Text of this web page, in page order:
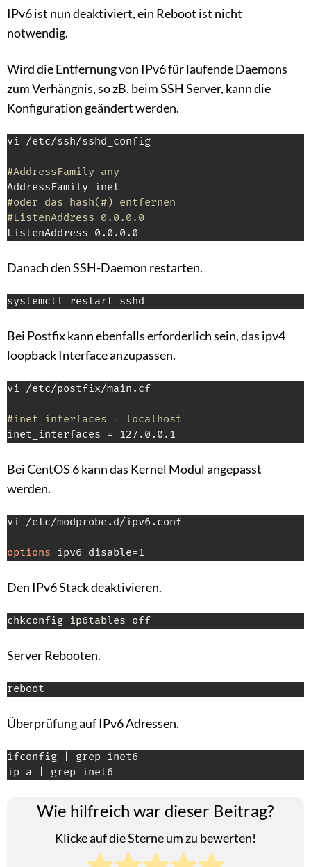
IPv6 ist nun deaktiviert, ein Reboot ist nicht
notwendig.
Wird die Entfernung von IPv6 für laufende Daemons
zum Verhängnis, so zB. beim SSH Server, kann die
Konfiguration geändert werden.
vi /etc/ssh/sshd_config
#AddressFamily any
#oder das hash(#) entfernen
#ListenAddress 0.0.0.0
ListenAddress 0.0.0.0
Danach den SSH-Daemon restarten.
systemctl restart sshd
Bei Postfix kann ebenfalls erforderlich sein, das ipv4
loopback Interface anzupassen.
vi /etc/postfix/main.cf
#inet_interfaces = localhost
inet_interfaces = 127.0.0.1
Bei CentOS 6 kann das Kernel Modul angepasst
werden.
vi /etc/modprobe.d/ipv6.conf
options ipv6 disable=1
Den IPv6 Stack deaktivieren.
chkconfig ip6tables off
Server Rebooten.
reboot
Überprüfung auf IPv6 Adressen.
ifconfig | grep inet6
ip a | grep inet6
Wie hilfreich war dieser Beitrag?
Klicke auf die Sterne um zu bewerten!